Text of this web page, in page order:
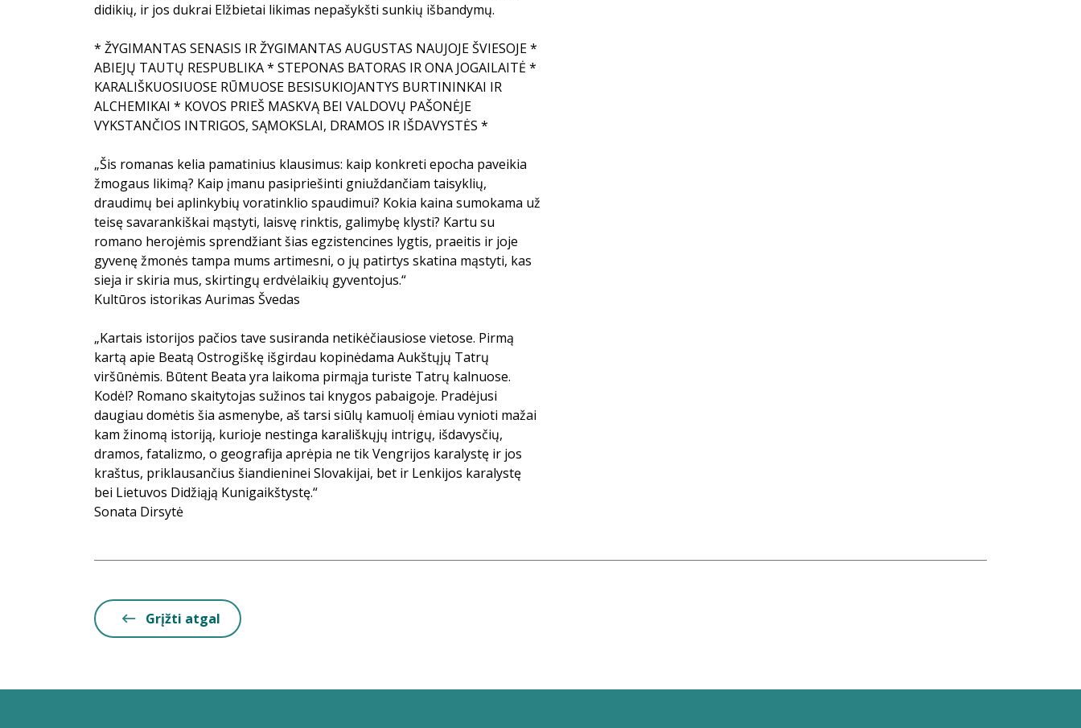
didikių, ir jos dukrai Elžbietai likimas nepašykšti sunkių išbandymų.
* ŽYGIMANTAS SENASIS IR ŽYGIMANTAS AUGUSTAS NAUJOJE ŠVIESOJE *
ABIEJŲ TAUTŲ RESPUBLIKA * STEPONAS BATORAS IR ONA JOGAILAITĖ *
KARALIŠKUOSIUOSE RŪMUOSE BESISUKIOJANTYS BURTININKAI IR
ALCHEMIKAI * KOVOS PRIEŠ MASKVĄ BEI VALDOVŲ PAŠONĖJE
VYKSTANČIOS INTRIGOS, SĄMOKSLAI, DRAMOS IR IŠDAVYSTĖS *
„Šis romanas kelia pamatinius klausimus: kaip konkreti epocha paveikia
žmogaus likimą? Kaip įmanu pasipriešinti gniuždančiam taisyklių,
draudimų bei aplinkybių voratinklio spaudimui? Kokia kaina sumokama už
teisę savarankiškai mąstyti, laisvę rinktis, galimybę klysti? Kartu su
romano herojėmis sprendžiant šias egzistencines lygtis, praeitis ir joje
gyvenę žmonės tampa mums artimesni, o jų patirtys skatina mąstyti, kas
sieja ir skiria mus, skirtingų erdvėlaikių gyventojus.“
Kultūros istorikas Aurimas Švedas
„Kartais istorijos pačios tave susiranda netikėčiausiose vietose. Pirmą
kartą apie Beatą Ostrogiškę išgirdau kopinėdama Aukštųjų Tatrų
viršūnėmis. Būtent Beata yra laikoma pirmąja turiste Tatrų kalnuose.
Kodėl? Romano skaitytojas sužinos tai knygos pabaigoje. Pradėjusi
daugiau domėtis šia asmenybe, aš tarsi siūlų kamuolį ėmiau vynioti mažai
kam žinomą istoriją, kurioje nestinga karališkųjų intrigų, išdavysčių,
dramos, fatalizmo, o geografija aprėpia ne tik Vengrijos karalystę ir jos
kraštus, priklausančius šiandieninei Slovakijai, bet ir Lenkijos karalystę
bei Lietuvos Didžiąją Kunigaikštystę.“
Sonata Dirsytė
Grįžti atgal